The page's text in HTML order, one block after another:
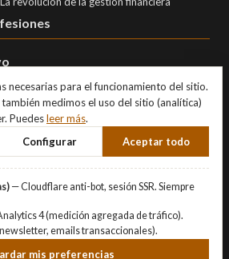
necesarias para el funcionamiento del sitio.
medimos el uso del sitio (analítica)
Puedesleer más.
Configurar Aceptar todo
— Cloudflare anti-bot, sesión SSR. Siempre
4 (medición agregada de tráfico).
emails transaccionales).
mis preferencias